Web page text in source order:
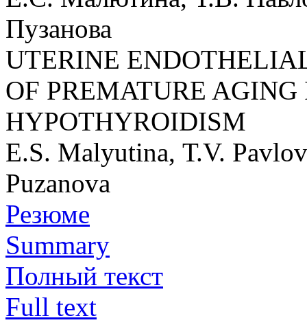
Пузанова
UTERINE
OF PREMATURE
HYPOTHYROIDISM
E.S. Malyutina, Т.V.
Puzanova
Резюме
Summary
Полный текст
Full text